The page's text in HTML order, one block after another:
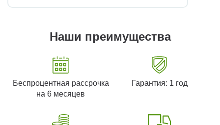
Наши преимущества
Беспроцентная рассрочка
на 6 месяцев
Гарантия: 1 год